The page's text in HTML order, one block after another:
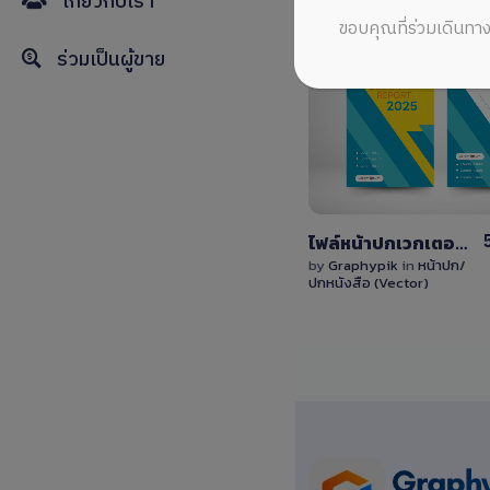
ร่วมเป็นผู้ขาย
View
Details
0 Sale
ไฟล์หน้าปกเวกเตอร์ลายเฉียงสีเหลือง-น้ำเงิน มินิมอลสไตล์แก้ไขได้ง่าย
by Graphypik in หน้าปก/
ปกหนังสือ (Vector)
ขอบคุณที่ร่วมเดินทา